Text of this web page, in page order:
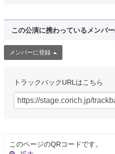
この公演に携わっているメンバー
メンバーに登録
トラックバックURLはこちら
このページのQRコードです。